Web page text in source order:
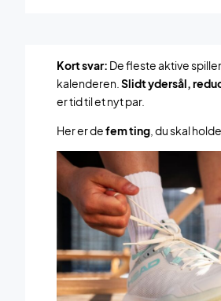
Kort svar: De fleste aktive
kalenderen. Slidt ydersål,
er tid til et nyt par.
Her er defem ting , du skal